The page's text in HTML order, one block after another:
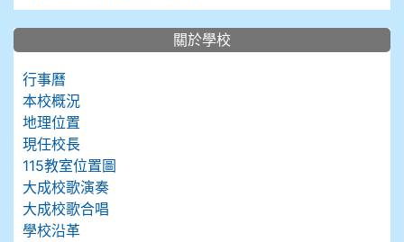
關於學校
行事曆
本校概況
地理位置
現任校長
115教室位置圖
大成校歌演奏
大成校歌合唱
學校沿革